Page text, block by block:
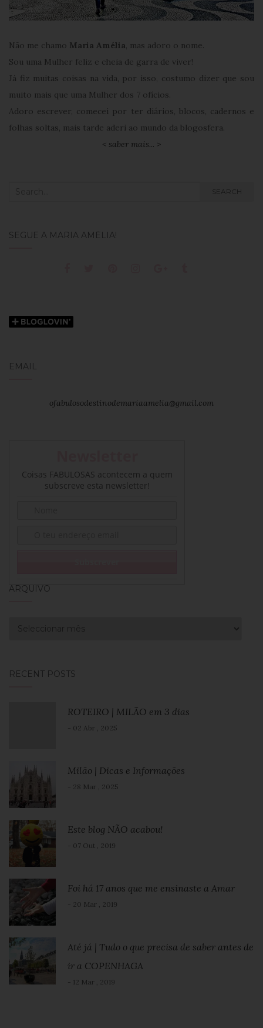
Não me chamo Maria Amélia , mas adoro o nome.
Sou uma Mulher feliz e cheia de garra de viver!
Já fiz muitas coisas na vida, por isso, costumo dizer que sou
muito mais que uma Mulher dos 7 ofícios.
Adoro escrever, comecei por ter diários, blocos, cadernos e
folhas soltas, mais tarde aderi ao mundo da blogosfera.
< saber mais... >
SEARCH
SEGUE A MARIA AMÉLIA!
EMAIL
ofabulosodestinodemariaamelia@gmail.com
Coisas FABULOSAS acontecem a quem
subscreve esta newsletter!
ARQUIVO
RECENT POSTS
ROTEIRO | MILÃO em 3 dias
- 02 Abr , 2025
Milão | Dicas e Informações
- 28 Mar , 2025
Este blog NÃO acabou!
- 07 Out , 2019
Foi há 17 anos que me ensinaste a Amar
- 20 Mar , 2019
Até já | Tudo o que precisa de saber antes de
ir a COPENHAGA
- 12 Mar , 2019